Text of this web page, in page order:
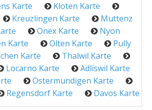
Karte
Kloten Karte
Kreuzlingen Karte
Muttenz
Onex Karte
Nyon
Karte Olten Karte
Pully
Karte
Thalwil Karte
Locarno Karte
Adliswil Karte
Ostermundigen Karte
Regensdorf Karte Davos Karte